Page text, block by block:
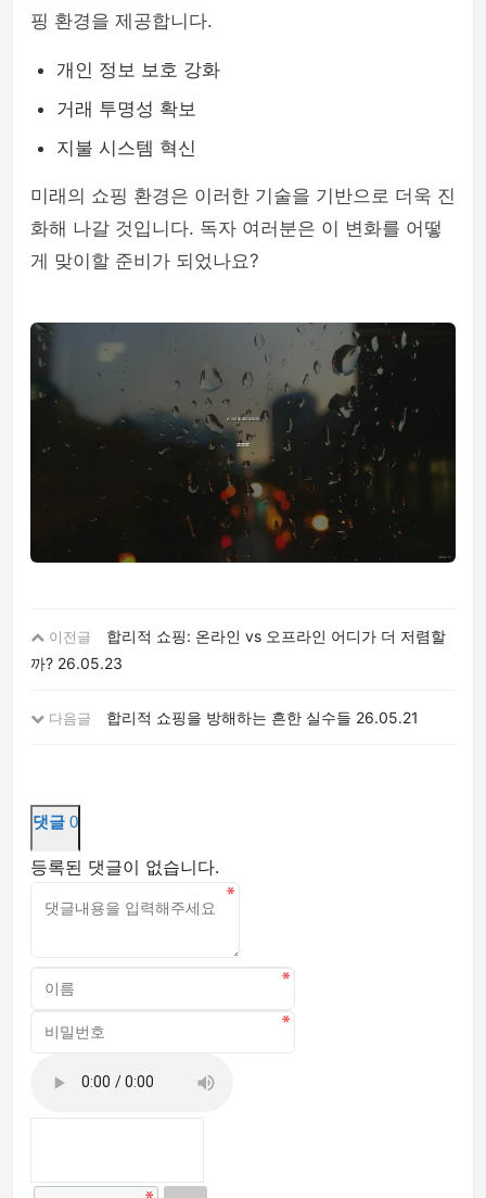
핑 환경을 제공합니다.
개인 정보 보호 강화
거래 투명성 확보
지불 시스템 혁신
미래의 쇼핑 환경은 이러한 기술을 기반으로 더욱 진
화해 나갈 것입니다. 독자 여러분은 이 변화를 어떻
게 맞이할 준비가 되었나요?
이전글
합리적 쇼핑: 온라인 vs 오프라인 어디가 더 저렴할
까? 26.05.23
다음글 합리적 쇼핑을 방해하는 흔한 실수들 26.05.21
댓글 0
등록된 댓글이 없습니다.